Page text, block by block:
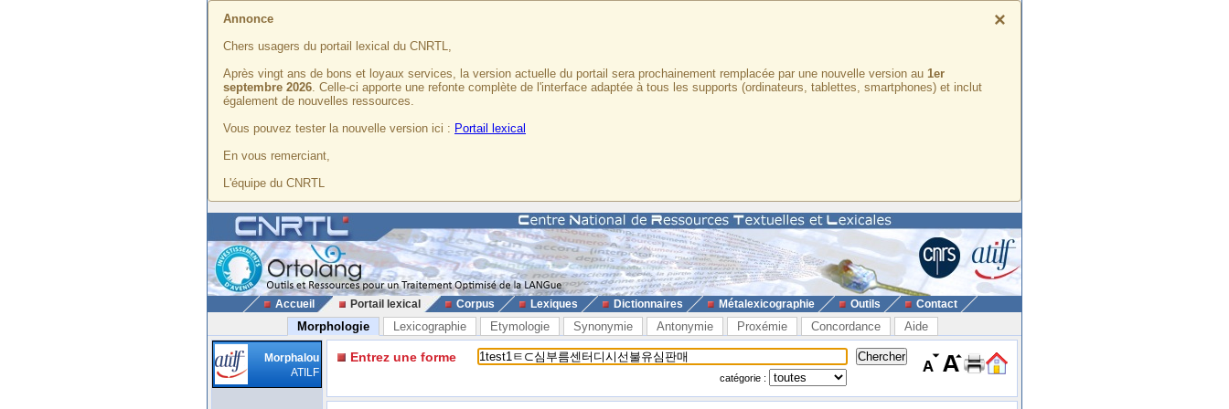
×
Annonce
Chers usagers du portail lexical du CNRTL,
Après vingt ans de bons et loyaux services, la version actuelle du portail sera prochainement remplacée par une nouvelle version au 1er
septembre 2026. Celle-ci apporte une refonte complète de l'interface adaptée à tous les supports (ordinateurs, tablettes, smartphones) et inclut
également de nouvelles ressources.
Vous pouvez tester la nouvelle version ici : Portail lexical
En vous remerciant,
L'équipe du CNRTL
Accueil Portail lexical Corpus Lexiques Dictionnaires Métalexicographie Outils Contact
Morphologie Lexicographie Etymologie Synonymie Antonymie Proxémie Concordance Aide
Morphalou
ATILF
Entrez une forme
catégorie :